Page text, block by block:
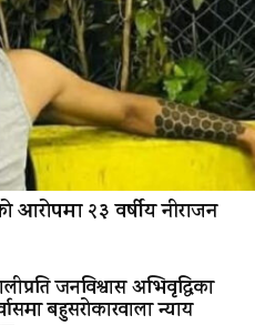
२३ वर्षीय नीराजन
जनविश्वास अभिवृद्धिका
बहुसरोकारवाला न्याय